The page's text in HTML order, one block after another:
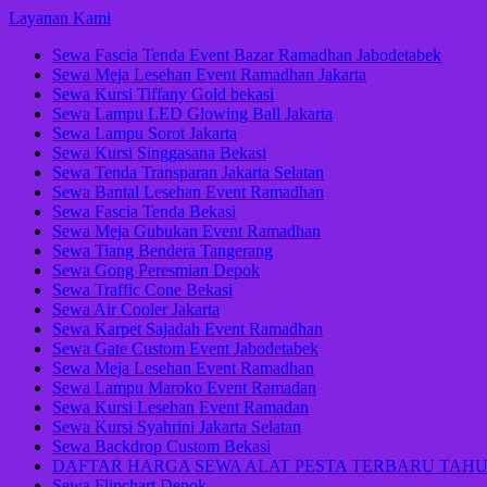
Lompat
konten
(Tekan
Enter)
Layanan Kami
Sewa Fascia Tenda Event Bazar Ramadhan Jabodetabek
Sewa Meja Lesehan Event Ramadhan Jakarta
Sewa Kursi Tiffany Gold bekasi
Sewa Lampu LED Glowing Ball Jakarta
Sewa Lampu Sorot Jakarta
Sewa Kursi Singgasana Bekasi
Sewa Tenda Transparan Jakarta Selatan
Sewa Bantal Lesehan Event Ramadhan
Sewa Fascia Tenda Bekasi
Sewa Meja Gubukan Event Ramadhan
Sewa Tiang Bendera Tangerang
Sewa Gong Peresmian Depok
Sewa Traffic Cone Bekasi
Sewa Air Cooler Jakarta
Sewa Karpet Sajadah Event Ramadhan
Sewa Gate Custom Event Jabodetabek
Sewa Meja Lesehan Event Ramadhan
Sewa Lampu Maroko Event Ramadan
Sewa Kursi Lesehan Event Ramadan
Sewa Kursi Syahrini Jakarta Selatan
Sewa Backdrop Custom Bekasi
DAFTAR HARGA SEWA ALAT PESTA TERBARU